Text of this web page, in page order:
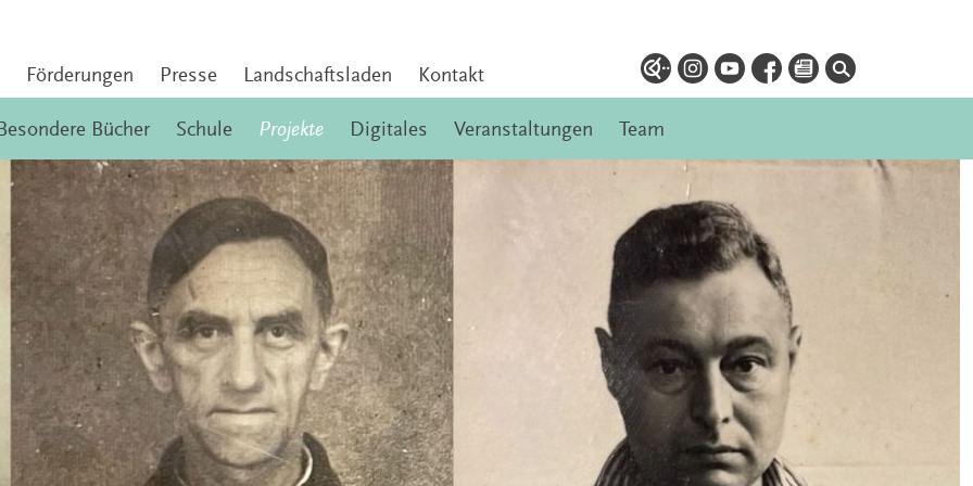
Förderungen Presse Landschaftsladen Kontakt
Bücher Schule Projekte Digitales Veranstaltungen Team